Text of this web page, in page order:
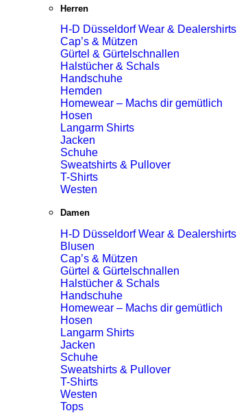
Herren
H-D Düsseldorf Wear & Dealershirts
Cap’s & Mützen
Gürtel & Gürtelschnallen
Halstücher & Schals
Handschuhe
Hemden
Homewear – Machs dir gemütlich
Hosen
Langarm Shirts
Jacken
Schuhe
Sweatshirts & Pullover
T-Shirts
Westen
Damen
H-D Düsseldorf Wear & Dealershirts
Blusen
Cap’s & Mützen
Gürtel & Gürtelschnallen
Halstücher & Schals
Handschuhe
Homewear – Machs dir gemütlich
Hosen
Langarm Shirts
Jacken
Schuhe
Sweatshirts & Pullover
T-Shirts
Westen
Tops